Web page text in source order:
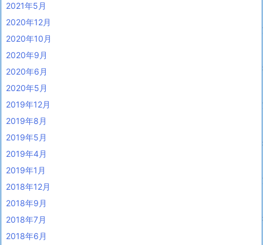
2021年5月
2020年12月
2020年10月
2020年9月
2020年6月
2020年5月
2019年12月
2019年8月
2019年5月
2019年4月
2019年1月
2018年12月
2018年9月
2018年7月
2018年6月